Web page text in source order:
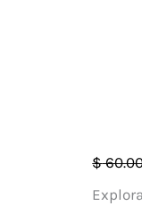
$Case
Pillow